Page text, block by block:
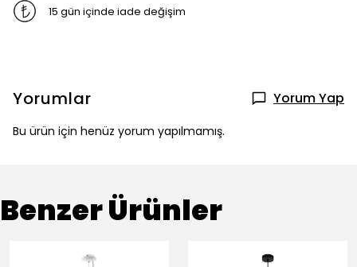
15 gün içinde iade değişim
Yorumlar Yorum Yap
Bu ürün için henüz yorum yapılmamış.
Benzer Ürünler